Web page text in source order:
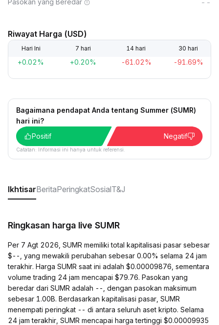
Pasokan yang Beredar --
Riwayat Harga (USD)
Hari Ini 7 hari 14 hari 30 hari
+0.02% +0.20% -61.02% -91.69%
Bagaimana pendapat Anda tentang Summer (SUMR)
hari ini?
Positif
Negatif
Catatan: Informasi ini hanya untuk referensi.
IkhtisarBeritaPeringkatSosialT&J
Ringkasan harga live SUMR
Per 7 Agt 2026, SUMR memiliki total kapitalisasi pasar sebesar
$--, yang mewakili perubahan sebesar 0.00% selama 24 jam
terakhir. Harga SUMR saat ini adalah $0.00009876, sementara
volume trading 24 jam mencapai $79.76. Pasokan yang
beredar dari SUMR adalah --, dengan pasokan maksimum
sebesar 1.00B. Berdasarkan kapitalisasi pasar, SUMR
menempati peringkat -- di antara seluruh aset kripto. Selama
24 jam terakhir, SUMR mencapai harga tertinggi $0.00009935